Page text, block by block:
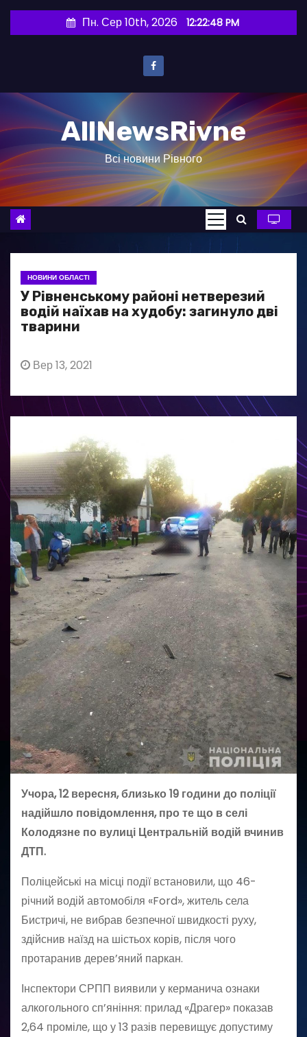
и
о
в
Пн. Сер 10th, 2026 12:22:49 PM
AllNewsRivne
Всі новини Рівного
НОВИНИ ОБЛАСТІ
У Рівненському районі нетверезий
водій наїхав на худобу: загинуло дві
тварини
Вер 13, 2021
Учора, 12 вересня, близько 19 години до поліції
надійшло повідомлення, про те що в селі
Колодязне по вулиці Центральній водій вчинив
ДТП.
Поліцейські на місці події встановили, що 46-
річний водій автомобіля «Ford», житель села
Бистричі, не вибрав безпечної швидкості руху,
здійснив наїзд на шістьох корів, після чого
протаранив дерев’яний паркан.
Інспектори СРПП виявили у керманича ознаки
алкогольного сп’яніння: прилад «Драгер» показав
2,64 проміле, що у 13 разів перевищує допустиму